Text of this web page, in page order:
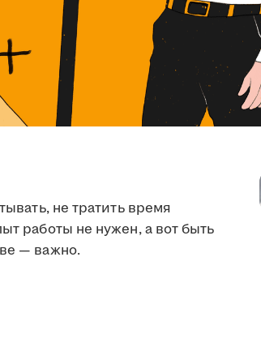
не тратить время
работы не нужен, а вот быть
— важно.